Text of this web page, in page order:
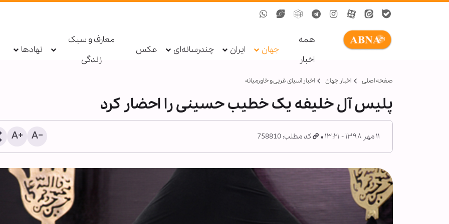
همه
اخبار
جهان ایران چندرسانه‌ای عکس
معارف و سبک
زندگی
نهادها
صفحه اصلی اخبار جهان اخبار آسیای غربی و خاورمیانه
پلیس آل خلیفه یک خطیب حسینی را احضار کرد
۱۱ مهر ۱۳۹۸ - ۱۳:۲۱ کد مطلب: 758810
دعاهای ویژه امام صادق(ع)
زائران و خادمان امام